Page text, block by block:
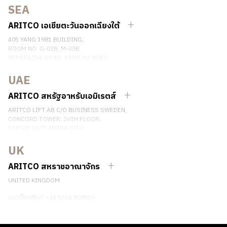
เบอร์โทรศัพท์: +46 8 120 401 00
ติดต่อเรา
SEA
ARITCO เอเชียตะวันออกเฉียงใต้
405 YANG 1981 BUILDING,
ROOM NO. G-02B, M-03B
เบอร์โทรศัพท์: +66 863174017
ติดต่อเรา
UAE
ARITCO สหรัฐอาหรับเอมิเรตส์
ARITCO LIFT AB C/O BUSINESS SWEDEN,
CONCORD TOWER, 26TH FLOOR,
ติดต่อเรา
UK
ARITCO สหราชอาณาจักร
UNITED KINGDOM
เบอร์โทรศัพท์: +44 1604 808809